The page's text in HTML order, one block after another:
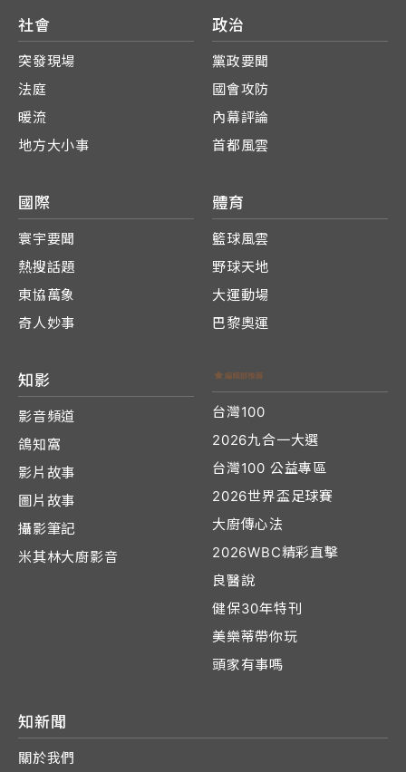
社會
突發現場
法庭
暖流
地方大小事
政治
黨政要聞
國會攻防
內幕評論
首都風雲
國際
寰宇要聞
熱搜話題
東協萬象
奇人妙事
體育
籃球風雲
野球天地
大運動場
巴黎奧運
知影
影音頻道
鴿知窩
影片故事
圖片故事
攝影筆記
米其林大廚影音
台灣100
2026九合一大選
台灣100 公益專區
2026世界盃足球賽
大廚傳心法
2026WBC精彩直擊
良醫說
健保30年特刊
美樂蒂帶你玩
頭家有事嗎
知新聞
關於我們